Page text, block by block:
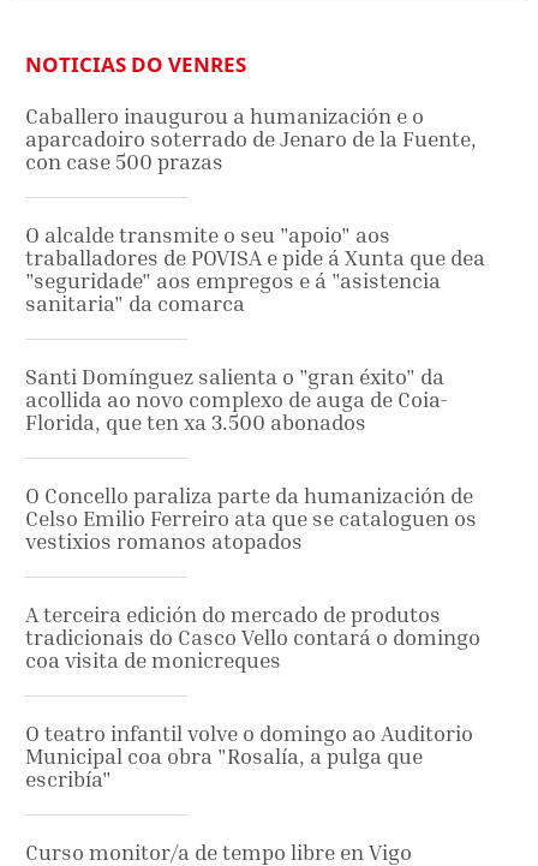
NOTICIAS DO VENRES
Caballero inaugurou a humanización e o
aparcadoiro soterrado de Jenaro de la Fuente,
con case 500 prazas
O alcalde transmite o seu "apoio" aos
traballadores de POVISA e pide á Xunta que dea
"seguridade" aos empregos e á "asistencia
sanitaria" da comarca
Santi Domínguez salienta o "gran éxito" da
acollida ao novo complexo de auga de Coia-
Florida, que ten xa 3.500 abonados
O Concello paraliza parte da humanización de
Celso Emilio Ferreiro ata que se cataloguen os
vestixios romanos atopados
A terceira edición do mercado de produtos
tradicionais do Casco Vello contará o domingo
coa visita de monicreques
O teatro infantil volve o domingo ao Auditorio
Municipal coa obra "Rosalía, a pulga que
escribía"
Curso monitor/a de tempo libre en Vigo